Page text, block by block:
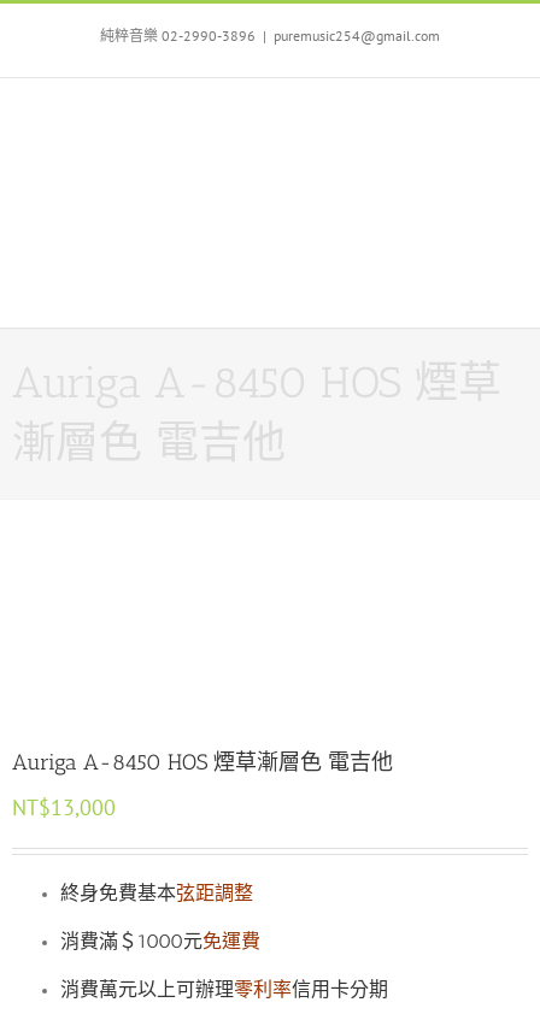
Skip
純粹音樂 02-2990-3896 | puremusic254@gmail.com
Auriga A-8450 HOS 煙草
漸層色 電吉他
Auriga A-8450 HOS 煙草漸層色 電吉他
NT$13,000
終身免費基本弦距調整
消費滿＄1000元免運費
消費萬元以上可辦理零利率信用卡分期